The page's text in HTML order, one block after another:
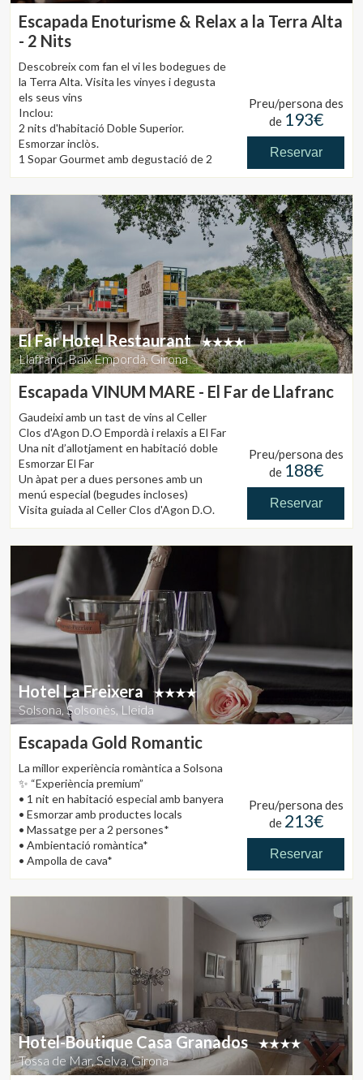
Escapada Enoturisme & Relax a la Terra Alta
- 2 Nits
Descobreix com fan el vi les bodegues de
la Terra Alta. Visita les vinyes i degusta
els seus vins
Inclou:
2 nits d'habitació Doble Superior.
Esmorzar inclòs.
1 Sopar Gourmet amb degustació de 2
vins de la D.O. Terra Alta
Entrada zona SPA de 50 minuts per a 2
persones
Preu/persona des
de 193€
Reservar
El Far Hotel Restaurant
Llafranc, Baix Empordà, Girona
Escapada VINUM MARE - El Far de Llafranc
Gaudeixi amb un tast de vins al Celler
Clos d'Agon D.O Empordà i relaxis a El Far
Una nit d’allotjament en habitació doble
Esmorzar El Far
Un àpat per a dues persones amb un
menú especial (begudes incloses)
Visita guiada al Celler Clos d'Agon D.O.
Empordà i tast de vins (durada 1,30hrs)
Per nits de dissabte, consulti la
nostra Escapada Romàntica.
PREU: A partir de 375€ segons dates
(10% IVA inclòs, taxa d'estada no inclosa)
CONDICIONS: Excepte juliol i
agost. Oferta vàlida de diumenge a
divendres, segons disponibilitat.
Preu/persona des
de 188€
Reservar
Hotel La Freixera
Solsona, Solsonès, Lleida
Escapada Gold Romantic
La millor experiència romàntica a Solsona
✨ “Experiència premium”
• 1 nit en habitació especial amb banyera
• Esmorzar amb productes locals
• Massatge per a 2 persones*
• Ambientació romàntica*
• Ampolla de cava*
cop per estada, independentment de
Preu/persona des
de 213€
Reservar
Hotel-Boutique Casa Granados
Tossa de Mar, Selva, Girona